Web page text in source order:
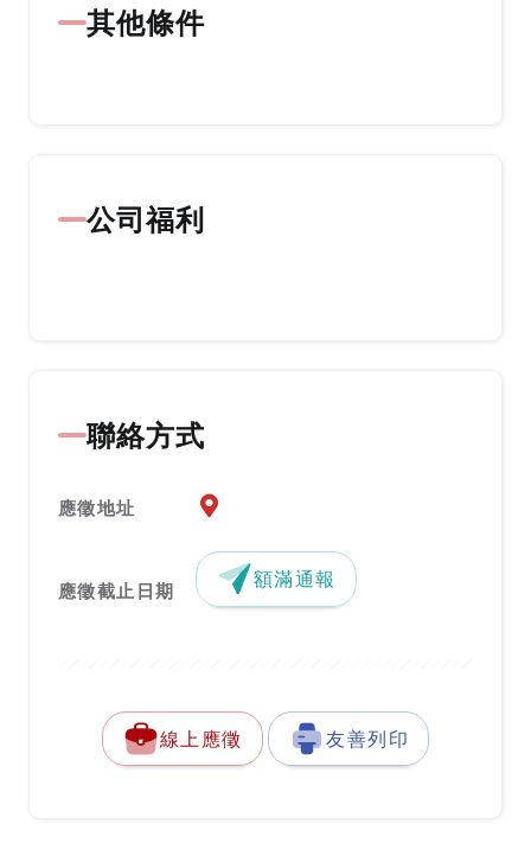
其他條件
公司福利
聯絡方式
應徵地址 應徵地址地圖『另開新視窗』
應徵截止日期 額滿通報
線上應徵 友善列印